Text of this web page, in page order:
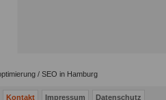
/ SEO in Hamburg
Kontakt Impressum Datenschutz